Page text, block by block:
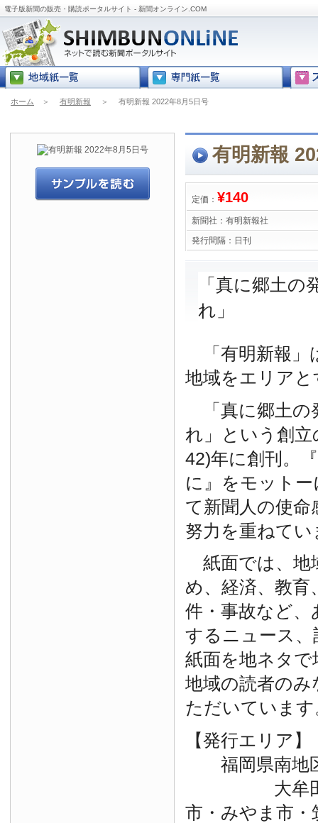
電子版新聞の販売・購読ポータルサイト - 新聞オンライン.COM
ホーム ＞ 有明新報 ＞ 有明新報 2022年8月5日号
有明新報
定価： ¥140
新聞社： 有明新報社
発行間隔： 日刊
「真に郷土の
れ」
「有明新報」
地域をエリア
「真に郷土の
れ」という創
42)年に創刊。
に』をモット
て新聞人の使命
努力を重ねてい
紙面では、地
め、経済、教育
件・事故など
するニュース
紙面を地ネタ
地域の読者の
ただいています
【発行エリア】
福岡県南地
大牟田市
市・みやま市・